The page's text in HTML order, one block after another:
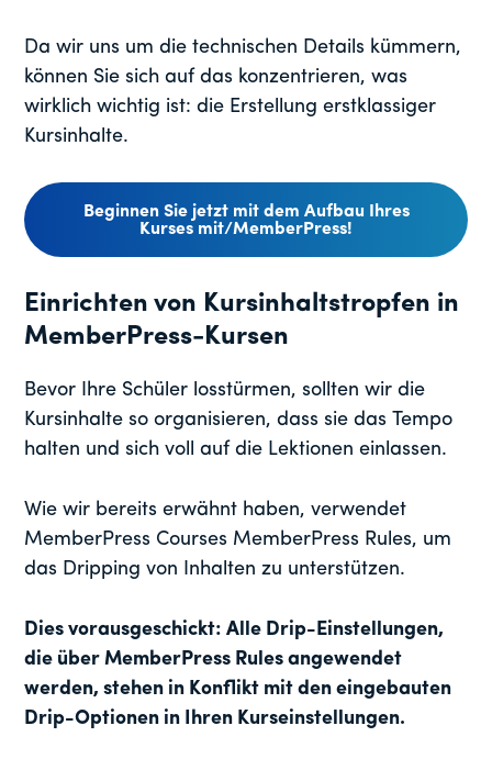
Da wir uns um die technischen Details kümmern,
können Sie sich auf das konzentrieren, was
wirklich wichtig ist: die Erstellung erstklassiger
Kursinhalte.
Beginnen Sie jetzt mit dem Aufbau Ihres
Kurses mit/MemberPress!
Einrichten von Kursinhaltstropfen in
MemberPress-Kursen
Bevor Ihre Schüler losstürmen, sollten wir die
Kursinhalte so organisieren, dass sie das Tempo
halten und sich voll auf die Lektionen einlassen.
Wie wir bereits erwähnt haben, verwendet
MemberPress Courses MemberPress Rules, um
das Dripping von Inhalten zu unterstützen.
Dies vorausgeschickt: Alle Drip-Einstellungen,
die über MemberPress Rules angewendet
werden, stehen in Konflikt mit den eingebauten
Drip-Optionen in Ihren Kurseinstellungen.